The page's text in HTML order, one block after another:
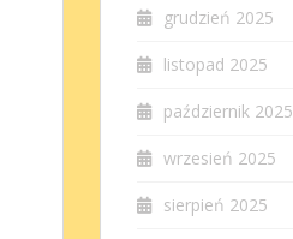
grudzień 2025
listopad 2025
październik 2025
wrzesień 2025
sierpień 2025